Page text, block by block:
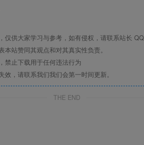
仅供大家学习与参考，如有侵权，请联系站长 QQ
站赞同其观点和对其真实性负责。
禁止下载用于任何违法行为
，请联系我们我们会第一时间更新。
THE END